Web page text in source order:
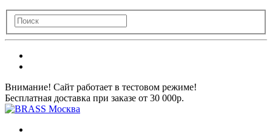
Внимание! Сайт работает в тестовом режиме!
Бесплатная доставка при заказе от 30 000р.